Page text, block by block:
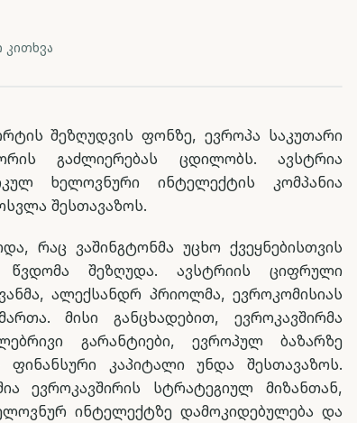
კითხვა
შეზღუდვის ფონზე, ევროპა საკუთარი
გაძლიერებას ცდილობს. ავსტრია
ხელოვნური ინტელექტის კომპანია
შესთავაზოს.
რაც ვაშინგტონმა უცხო ქვეყნებისთვის
წვდომა შეზღუდა. ავსტრიის ციფრული
ალექსანდრ პრიოლმა, ევროკომისიას
მისი განცხადებით, ევროკავშირმა
გარანტიები, ევროპულ ბაზარზე
კაპიტალი უნდა შესთავაზოს.
ევროკავშირის სტრატეგიულ მიზანთან,
ინტელექტზე დამოკიდებულება და